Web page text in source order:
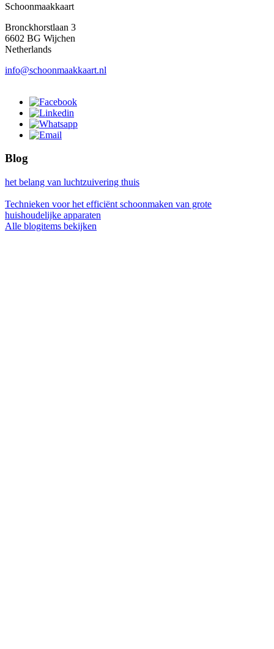
Schoonmaakkaart
Bronckhorstlaan 3
6602 BG Wijchen
Netherlands
info@schoonmaakkaart.nl
Blog
het belang van luchtzuivering thuis
Technieken voor het efficiënt schoonmaken van grote
huishoudelijke apparaten
Alle blogitems bekijken